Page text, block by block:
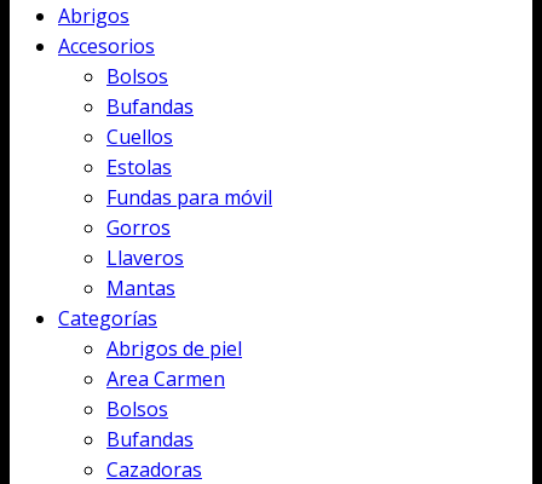
Abrigos
Accesorios
Bolsos
Bufandas
Cuellos
Estolas
Fundas para móvil
Gorros
Llaveros
Mantas
Categorías
Abrigos de piel
Area Carmen
Bolsos
Bufandas
Cazadoras